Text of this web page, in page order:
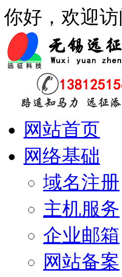
你好，欢迎
网站首页
网络基础
域名注册
主机服务
企业邮箱
网站备案